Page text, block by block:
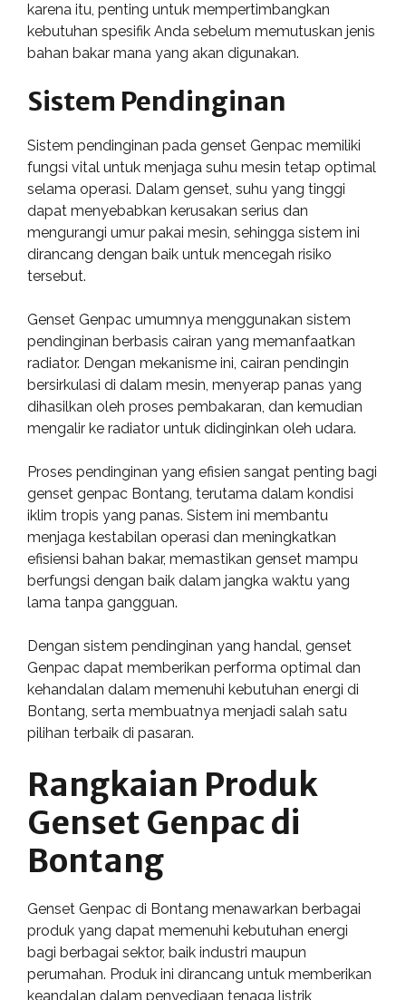
karena itu, penting untuk mempertimbangkan
kebutuhan spesifik Anda sebelum memutuskan jenis
bahan bakar mana yang akan digunakan.
Sistem Pendinginan
Sistem pendinginan pada genset Genpac memiliki
fungsi vital untuk menjaga suhu mesin tetap optimal
selama operasi. Dalam genset, suhu yang tinggi
dapat menyebabkan kerusakan serius dan
mengurangi umur pakai mesin, sehingga sistem ini
dirancang dengan baik untuk mencegah risiko
tersebut.
Genset Genpac umumnya menggunakan sistem
pendinginan berbasis cairan yang memanfaatkan
radiator. Dengan mekanisme ini, cairan pendingin
bersirkulasi di dalam mesin, menyerap panas yang
dihasilkan oleh proses pembakaran, dan kemudian
mengalir ke radiator untuk didinginkan oleh udara.
Proses pendinginan yang efisien sangat penting bagi
genset genpac Bontang, terutama dalam kondisi
iklim tropis yang panas. Sistem ini membantu
menjaga kestabilan operasi dan meningkatkan
efisiensi bahan bakar, memastikan genset mampu
berfungsi dengan baik dalam jangka waktu yang
lama tanpa gangguan.
Dengan sistem pendinginan yang handal, genset
Genpac dapat memberikan performa optimal dan
kehandalan dalam memenuhi kebutuhan energi di
Bontang, serta membuatnya menjadi salah satu
pilihan terbaik di pasaran.
Rangkaian Produk
Genset Genpac di
Bontang
Genset Genpac di Bontang menawarkan berbagai
produk yang dapat memenuhi kebutuhan energi
bagi berbagai sektor, baik industri maupun
perumahan. Produk ini dirancang untuk memberikan
keandalan dalam penyediaan tenaga listrik,